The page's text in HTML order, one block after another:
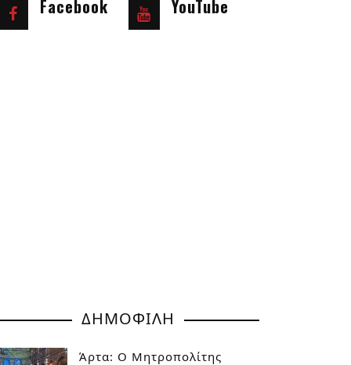
Facebook YouTube
ΔΗΜΟΦΙΛΗ
Άρτα: Ο Μητροπολίτης